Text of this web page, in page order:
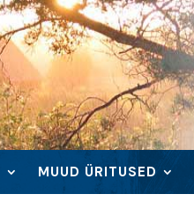
MUUD ÜRITUSED